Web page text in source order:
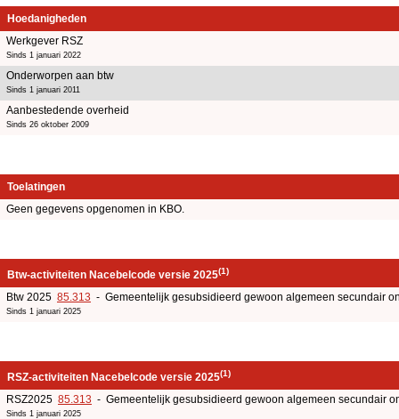
Hoedanigheden
Werkgever RSZ
Sinds 1 januari 2022
Onderworpen aan btw
Sinds 1 januari 2011
Aanbestedende overheid
Sinds 26 oktober 2009
Toelatingen
Geen gegevens opgenomen in KBO.
Btw-activiteiten Nacebelcode versie 2025(1)
Btw 2025 85.313 - Gemeentelijk gesubsidieerd gewoon algemeen secundair
Sinds 1 januari 2025
RSZ-activiteiten Nacebelcode versie 2025(1)
RSZ2025 85.313 - Gemeentelijk gesubsidieerd gewoon algemeen secundair
Sinds 1 januari 2025